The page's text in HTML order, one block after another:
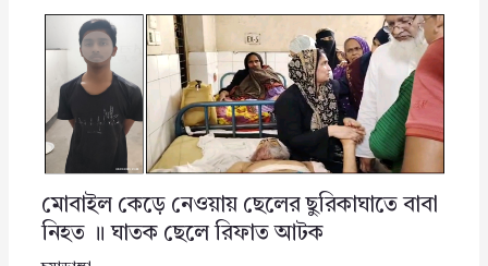
মোবাইল কেড়ে নেওয়ায় ছেলের ছুরিকাঘাতে বাবা
নিহত ॥ ঘাতক ছেলে রিফাত আটক